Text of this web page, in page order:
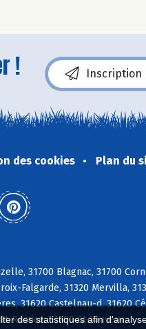
des statistiques afin
!
des cookies Plan du
31700 Blagnac, 31700
Falgarde, 31320 Mervilla,
31620 Castelnau-d, 31620
Rustice, 31790 St-Sauveur